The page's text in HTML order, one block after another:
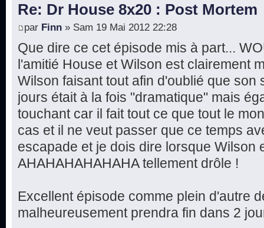
Re: Dr House 8x20 : Post Mortem
par Finn » Sam 19 Mai 2012 22:28
Que dire ce cet épisode mis à part...
l'amitié House et Wilson est clairement
Wilson faisant tout afin d'oublié que son
jours était à la fois "dramatique" mais
touchant car il fait tout ce que tout le
cas et il ne veut passer que ce temps
escapade et je dois dire lorsque Wilson
AHAHAHAHAHAHA tellement drôle !
Excellent épisode comme plein d'autre
malheureusement prendra fin dans 2